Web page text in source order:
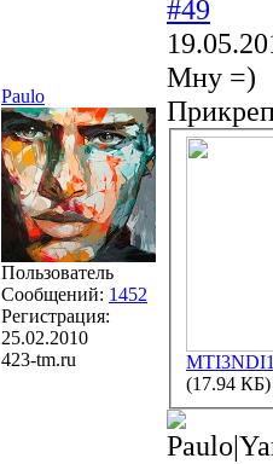
Paulo
Пользователь
Сообщений: 1452
Регистрация:
25.02.2010
423-tm.ru
#49
Мну =)
(17.94 КБ)